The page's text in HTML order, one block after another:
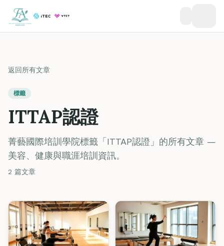
返回所有文章
標籤
ITTAP認證
菁藝國際培訓學院標籤「ITTAP認證」的所有文章 —
美容、健康與職涯培訓資訊。
2 篇文章